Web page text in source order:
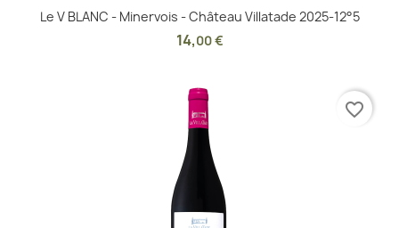
Le V BLANC - Minervois - Château Villatade 2025-12°5
14,00 €
favorite_border